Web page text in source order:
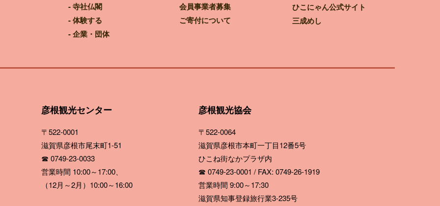
寺社仏閣
体験する
企業・団体
会員事業者募集
ご寄付について
ひこにゃん公式サイト
三成めし
彦根観光センター
〒522-0001
滋賀県彦根市尾末町1-51
☎ 0749-23-0033
営業時間 10:00～17:00、
（12月～2月）10:00～16:00
彦根観光協会
〒522-0064
滋賀県彦根市本町一丁目12番5号
ひこね街なかプラザ内
☎ 0749-23-0001 / FAX: 0749-26-1919
営業時間 9:00～17:30
滋賀県知事登録旅行業3-235号